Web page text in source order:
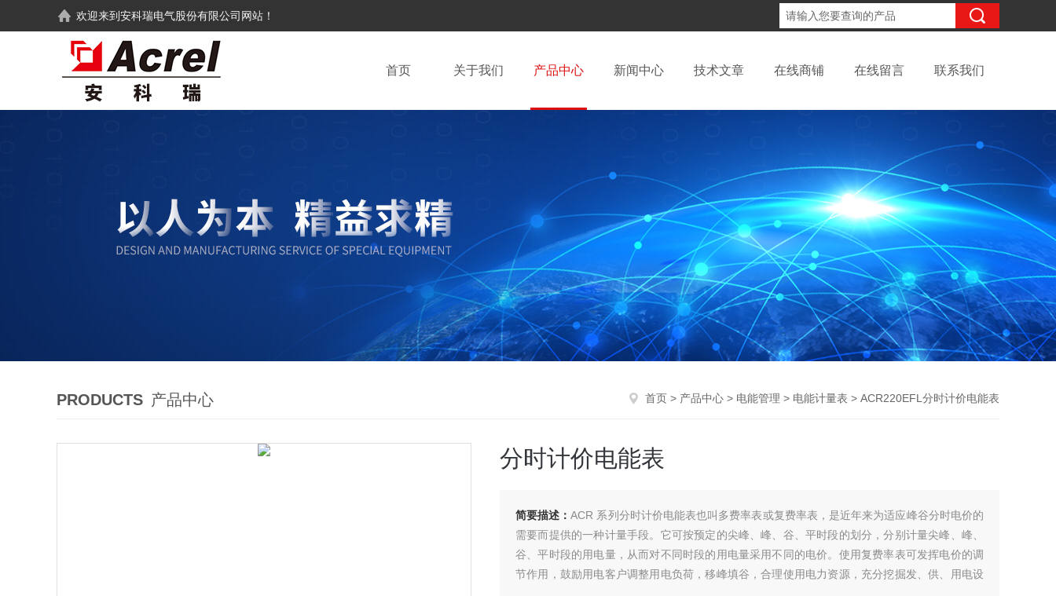
欢迎来到安科瑞电气股份有限公司 网站！
首页 关于我们 产品中心 新闻中心 技术文章 在线商铺 在线留言 联系我们
PRODUCTS 产品中心 首页 > 产品中心 > 电能管理 > 电能计量表 > ACR220EFL分时计价电能表
分时计价电能表
简要描述：ACR 系列分时计价电能表也叫多费率表或复费率表，是近年来为适应峰谷分时电价的
需要而提供的一种计量手段。它可按预定的尖峰、峰、谷、平时段的划分，分别计量尖峰、峰、
谷、平时段的用电量，从而对不同时段的用电量采用不同的电价。使用复费率表可发挥电价的调
节作用，鼓励用电客户调整用电负荷，移峰填谷，合理使用电力资源，充分挖掘发、供、用电设